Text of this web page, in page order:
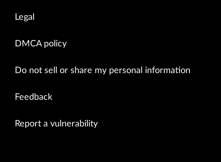
Legal
DMCA policy
Do not sell or share my personal information
Feedback
Report a vulnerability